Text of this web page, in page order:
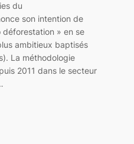
du
son intention de
» en se
ambitieux baptisés
La méthodologie
2011 dans le secteur